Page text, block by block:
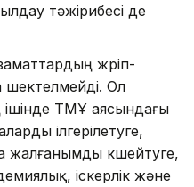
тәжірибесі де
жүріп-
шектелмейді. Ол
ТМҰ аясындағы
ілгерілетуге,
жалғанымды күшейтуге,
іскерлік және